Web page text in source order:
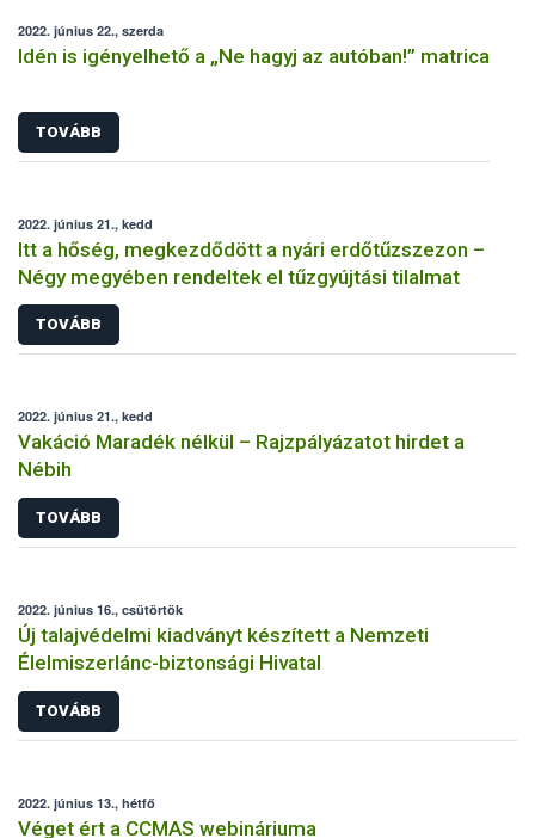
2022. június 22., szerda
Idén is igényelhető a „Ne hagyj az autóban!” matrica
TOVÁBB
2022. június 21., kedd
Itt a hőség, megkezdődött a nyári erdőtűzszezon –
Négy megyében rendeltek el tűzgyújtási tilalmat
TOVÁBB
2022. június 21., kedd
Vakáció Maradék nélkül – Rajzpályázatot hirdet a
Nébih
TOVÁBB
2022. június 16., csütörtök
Új talajvédelmi kiadványt készített a Nemzeti
Élelmiszerlánc-biztonsági Hivatal
TOVÁBB
2022. június 13., hétfő
Véget ért a CCMAS webináriuma